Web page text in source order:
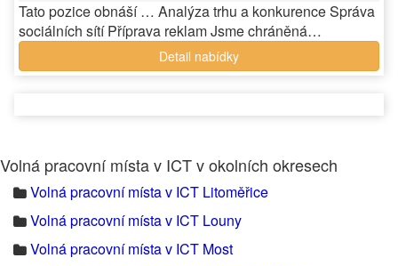
Tato pozice obnáší … Analýza trhu a konkurence Správa
sociálních sítí Příprava reklam Jsme chráněná…
Detail nabídky
Volná pracovní místa v ICT v okolních okresech
Volná pracovní místa v ICT Litoměřice
Volná pracovní místa v ICT Louny
Volná pracovní místa v ICT Most